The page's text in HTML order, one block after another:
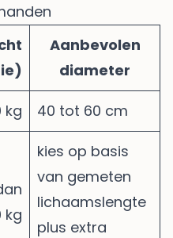
Aanbevolen
diameter
kg 40 tot 60 cm
kg
kies op basis
van gemeten
lichaamslengte
plus extra